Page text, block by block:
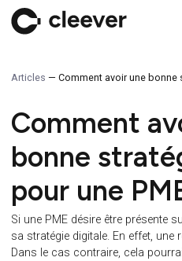
Comment avoir une
Comment
bonne
pour une
Si une PME désire être